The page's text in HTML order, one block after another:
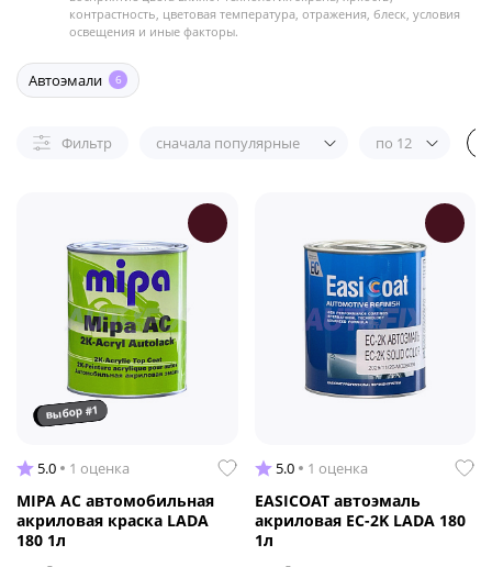
контрастность, цветовая температура, отражения, блеск, условия
освещения и иные факторы.
Автоэмали 6
Фильтр сначала популярные по 12
выбор #1
5.0 1 оценка
MIPA AC автомобильная
акриловая краска LADA
180 1л
5.0 1 оценка
EASICOAT автоэмаль
акриловая EC-2K LADA 180
1л